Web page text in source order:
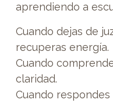
aprendiendo a
Cuando dejas de
recuperas energía.
Cuando
claridad.
Cuando